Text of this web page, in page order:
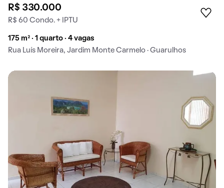
R$ 330.000
R$ 60 Condo. + IPTU
175 m² · 1 quarto · 4 vagas
Rua Luís Moreira, Jardim Monte Carmelo · Guarulhos